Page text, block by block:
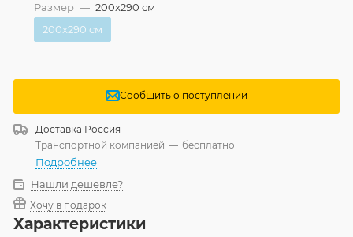
Размер — 200x290 см
200x290 см
Сообщить о поступлении
Доставка Россия
Транспортной компанией — бесплатно
Подробнее
Нашли дешевле?
Хочу в подарок
Характеристики